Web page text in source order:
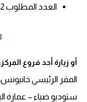
العدد المطلوب 12 (مسوق-مسوقة).
أو زيارة أحد فروع المركز:
المقر الرئيسي
ستوديو ضياء – عمارة البطة –